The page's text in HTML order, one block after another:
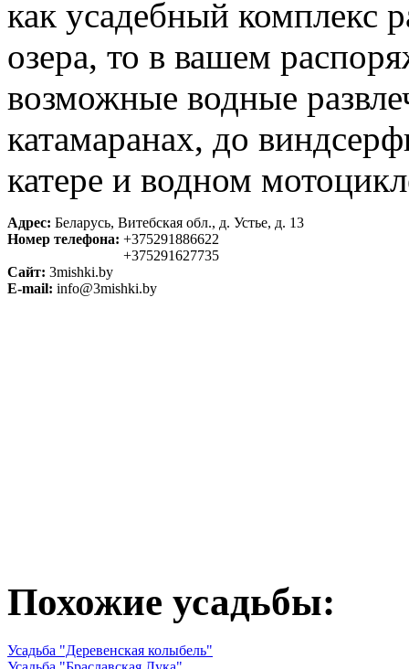
как усадебный комплекс
озера, то в вашем
возможные водные
катамаранах, до
катере и водном
Адрес: Беларусь, Витебская обл., д. Устье, д. 13
Номер телефона: +375291886622
+375291627735
Сайт: 3mishki.by
E-mail: info@3mishki.by
Похожие усадьбы:
Усадьба "Деревенская колыбель"